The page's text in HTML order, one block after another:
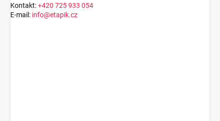
Kontakt:+420 725 933 054
E-mail: info@etapik.cz